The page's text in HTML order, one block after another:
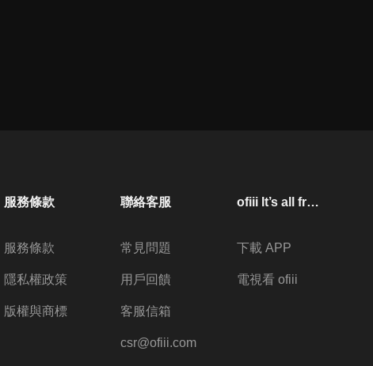
服務條款
服務條款
隱私權政策
版權與商標
聯絡客服
常見問題
用戶回饋
客服信箱
csr@ofiii.com
ofiii lt’s all free
下載 APP
電視看 ofiii